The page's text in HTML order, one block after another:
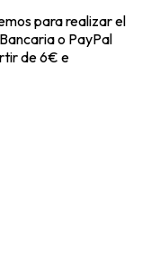
para realizar el
o PayPal
de 6€ e